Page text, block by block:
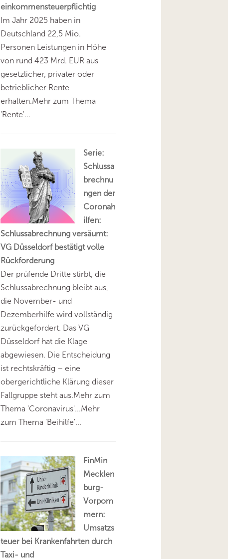
einkommensteuerpflichtig
Im Jahr 2025 haben in
Deutschland 22,5 Mio.
Personen Leistungen in Höhe
von rund 423 Mrd. EUR aus
gesetzlicher, privater oder
betrieblicher Rente
erhalten.Mehr zum Thema
'Rente'...
Serie:
Schlussa
brechnu
ngen der
Coronah
ilfen:
Schlussabrechnung versäumt:
VG Düsseldorf bestätigt volle
Rückforderung
Der prüfende Dritte stirbt, die
Schlussabrechnung bleibt aus,
die November- und
Dezemberhilfe wird vollständig
zurückgefordert. Das VG
Düsseldorf hat die Klage
abgewiesen. Die Entscheidung
ist rechtskräftig – eine
obergerichtliche Klärung dieser
Fallgruppe steht aus.Mehr zum
Thema 'Coronavirus'...Mehr
zum Thema 'Beihilfe'...
FinMin
Mecklen
burg-
Vorpom
mern:
Umsatzs
teuer bei Krankenfahrten durch
Taxi- und